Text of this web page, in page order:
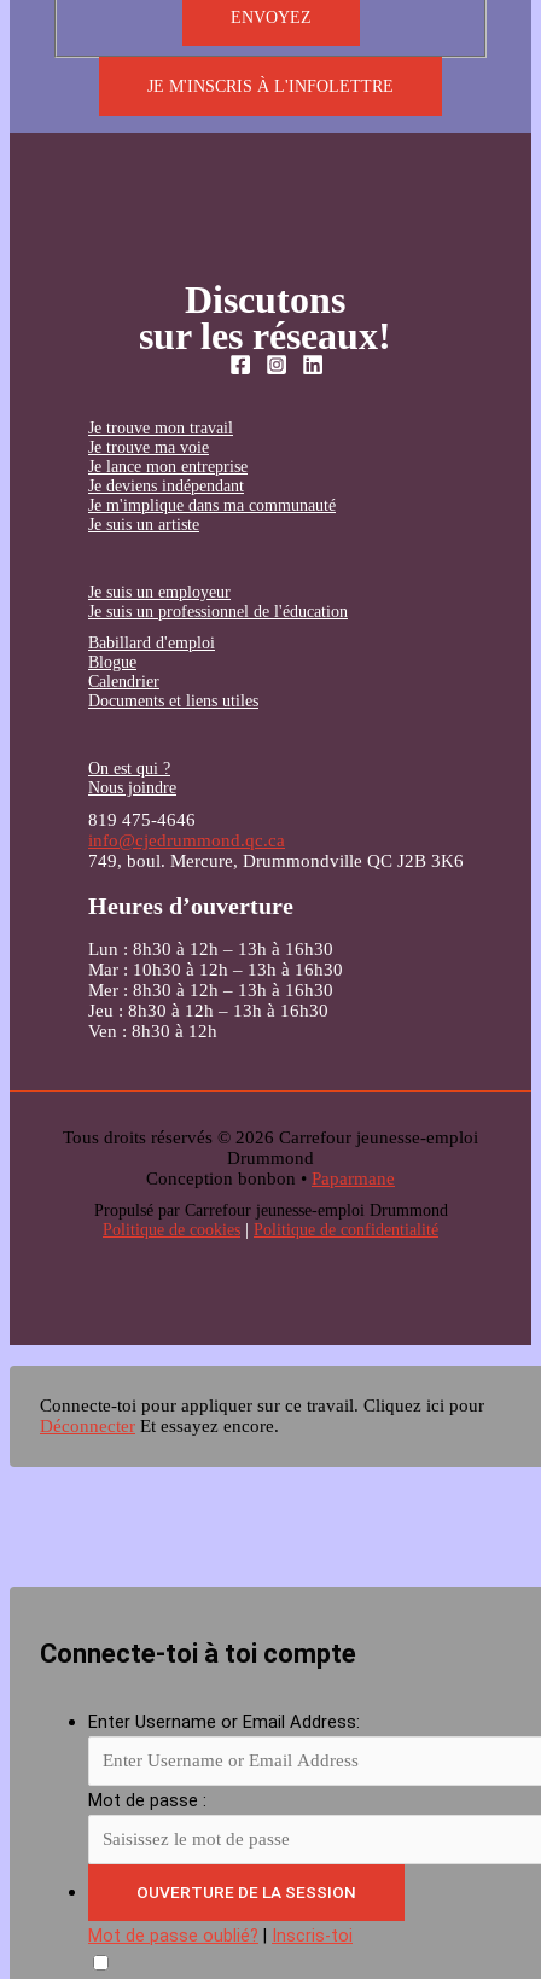
JE M'INSCRIS À L'INFOLETTRE
Discutons
sur les réseaux!
Je trouve mon travail
Je trouve ma voie
Je lance mon entreprise
Je deviens indépendant
Je m'implique dans ma communauté
Je suis un artiste
Je suis un employeur
Je suis un professionnel de l'éducation
Babillard d'emploi
Blogue
Calendrier
Documents et liens utiles
On est qui ?
Nous joindre
819 475-4646
info@cjedrummond.qc.ca
749, boul. Mercure, Drummondville QC J2B 3K6
Heures d’ouverture
Lun : 8h30 à 12h – 13h à 16h30
Mar : 10h30 à 12h – 13h à 16h30
Mer : 8h30 à 12h – 13h à 16h30
Jeu : 8h30 à 12h – 13h à 16h30
Ven : 8h30 à 12h
Tous droits réservés © 2026 Carrefour jeunesse-emploi
Drummond
Conception bonbon • Paparmane
Propulsé par Carrefour jeunesse-emploi Drummond
Politique de cookies
Politique de confidentialité
Connecte-toi pour appliquer sur ce travail. Cliquez ici pour
Déconnecter Et essayez encore.
Connecte-toi à toi compte
Enter Username or Email Address:
Mot de passe :
Mot de passe oublié? | Inscris-toi